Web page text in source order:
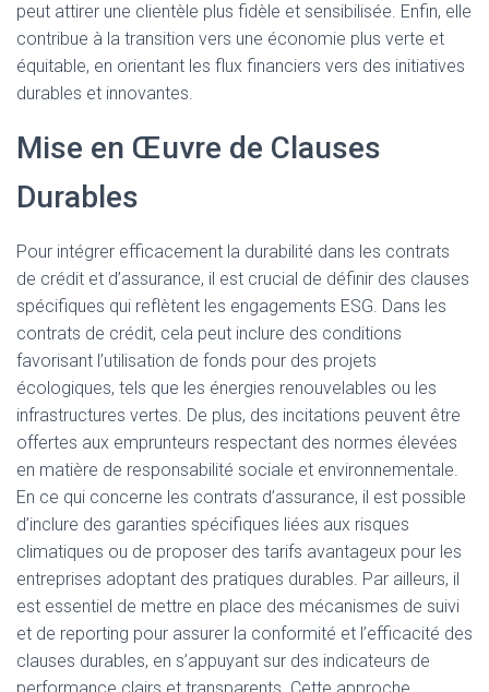
peut attirer une clientèle plus fidèle et sensibilisée. Enfin, elle
contribue à la transition vers une économie plus verte et
équitable, en orientant les flux financiers vers des initiatives
durables et innovantes.
Mise en Œuvre de Clauses
Durables
Pour intégrer efficacement la durabilité dans les contrats
de crédit et d’assurance, il est crucial de définir des clauses
spécifiques qui reflètent les engagements ESG. Dans les
contrats de crédit, cela peut inclure des conditions
favorisant l’utilisation de fonds pour des projets
écologiques, tels que les énergies renouvelables ou les
infrastructures vertes. De plus, des incitations peuvent être
offertes aux emprunteurs respectant des normes élevées
en matière de responsabilité sociale et environnementale.
En ce qui concerne les contrats d’assurance, il est possible
d’inclure des garanties spécifiques liées aux risques
climatiques ou de proposer des tarifs avantageux pour les
entreprises adoptant des pratiques durables. Par ailleurs, il
est essentiel de mettre en place des mécanismes de suivi
et de reporting pour assurer la conformité et l’efficacité des
clauses durables, en s’appuyant sur des indicateurs de